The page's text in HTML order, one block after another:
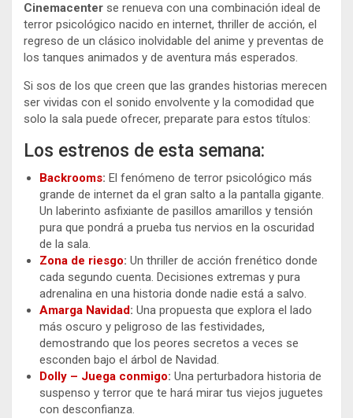
Cinemacenter se renueva con una combinación ideal de
terror psicológico nacido en internet, thriller de acción, el
regreso de un clásico inolvidable del anime y preventas de
los tanques animados y de aventura más esperados.
Si sos de los que creen que las grandes historias merecen
ser vividas con el sonido envolvente y la comodidad que
solo la sala puede ofrecer, preparate para estos títulos:
Los estrenos de esta semana:
Backrooms: El fenómeno de terror psicológico más
grande de internet da el gran salto a la pantalla gigante.
Un laberinto asfixiante de pasillos amarillos y tensión
pura que pondrá a prueba tus nervios en la oscuridad
de la sala.
Zona de riesgo: Un thriller de acción frenético donde
cada segundo cuenta. Decisiones extremas y pura
adrenalina en una historia donde nadie está a salvo.
Amarga Navidad: Una propuesta que explora el lado
más oscuro y peligroso de las festividades,
demostrando que los peores secretos a veces se
esconden bajo el árbol de Navidad.
Dolly – Juega conmigo: Una perturbadora historia de
suspenso y terror que te hará mirar tus viejos juguetes
con desconfianza.